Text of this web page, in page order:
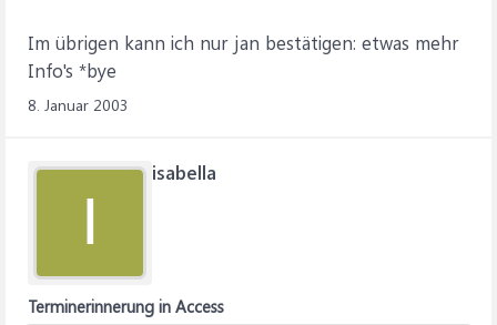
Im übrigen kann ich nur jan bestätigen: etwas mehr
Info's *bye
8. Januar 2003
I
isabella
Terminerinnerung in Access